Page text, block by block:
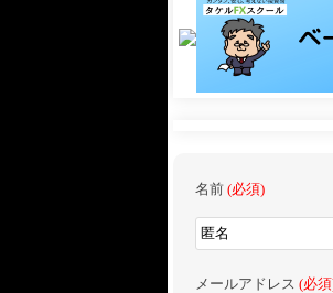
名前 (必須)
メールアドレス (必